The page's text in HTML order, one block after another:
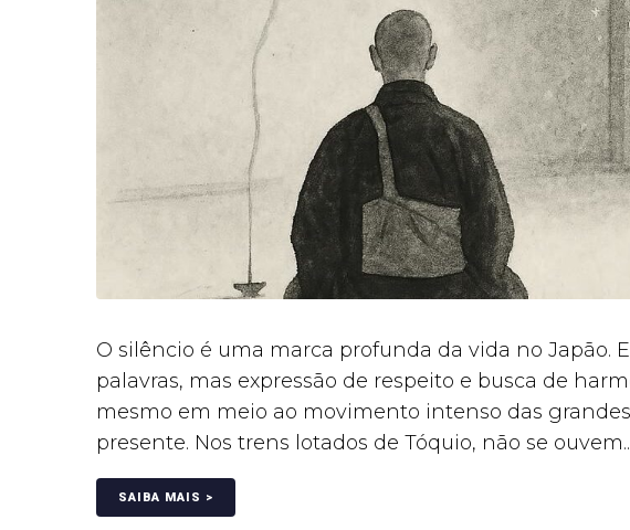
O silêncio é uma marca profunda da vida no Japão.
palavras, mas expressão de respeito e busca de
mesmo em meio ao movimento intenso das
presente. Nos trens lotados de Tóquio, não se
SAIBA MAIS >